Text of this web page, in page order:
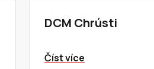
DCM Chrústi
Číst více